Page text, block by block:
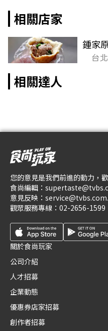
相關店家
鍾家
台
相關達人
您的意見是我們前進的動力，
食尚編輯：
意見反映：
觀眾服務專線： 02-2656-1599
關於食尚玩家
公司介紹
人才招募
企業動態
優惠券店家招募
創作者招募